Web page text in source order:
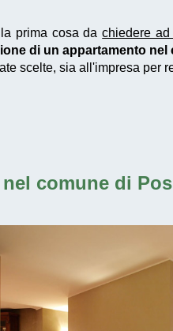
prima cosa dachiedere
di un appartamento nel
scelte, sia all'impresa per
comune di